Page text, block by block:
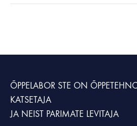
ÕPPELABOR STE ON
KATSETAJA
JA NEIST PARIMATE LEVITAJA